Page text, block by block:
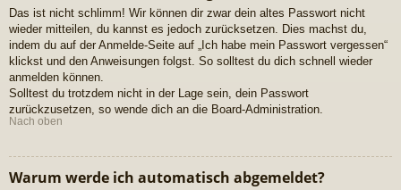
Das ist nicht schlimm! Wir können dir zwar dein altes Passwort nicht
wieder mitteilen, du kannst es jedoch zurücksetzen. Dies machst du,
indem du auf der Anmelde-Seite auf „Ich habe mein Passwort vergessen“
klickst und den Anweisungen folgst. So solltest du dich schnell wieder
anmelden können.
Solltest du trotzdem nicht in der Lage sein, dein Passwort
zurückzusetzen, so wende dich an die Board-Administration.
Nach oben
Warum werde ich automatisch abgemeldet?